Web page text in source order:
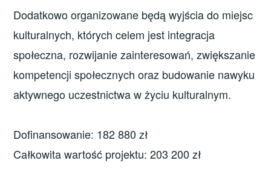
Dodatkowo organizowane będą wyjścia do miejsc
kulturalnych, których celem jest integracja
społeczna, rozwijanie zainteresowań, zwiększanie
kompetencji społecznych oraz budowanie nawyku
aktywnego uczestnictwa w życiu kulturalnym.
Dofinansowanie: 182 880 zł
Całkowita wartość projektu: 203 200 zł